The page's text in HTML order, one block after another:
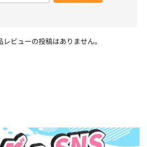
ビューの投稿はありません。